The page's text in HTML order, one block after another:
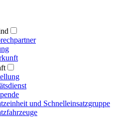
und Schnelleinsatzgruppe